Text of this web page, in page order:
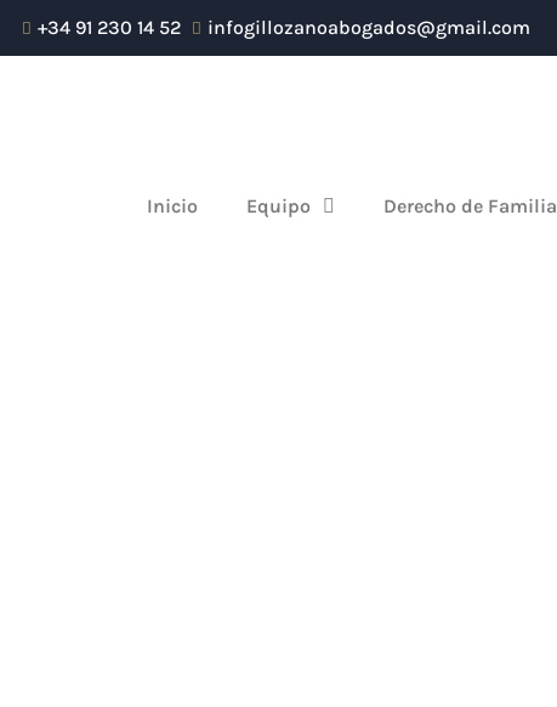
+34 91 230 14 52 infogillozanoabogados@gmail.com
Inicio Equipo Derecho de Familia